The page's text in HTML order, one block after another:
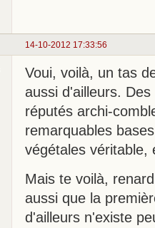
14-10-2012 17:33:56
Voui, voilà, un tas
aussi d'ailleurs.
réputés archi-
remarquables
végétales
Mais te voilà,
aussi que la
d'ailleurs n'existe